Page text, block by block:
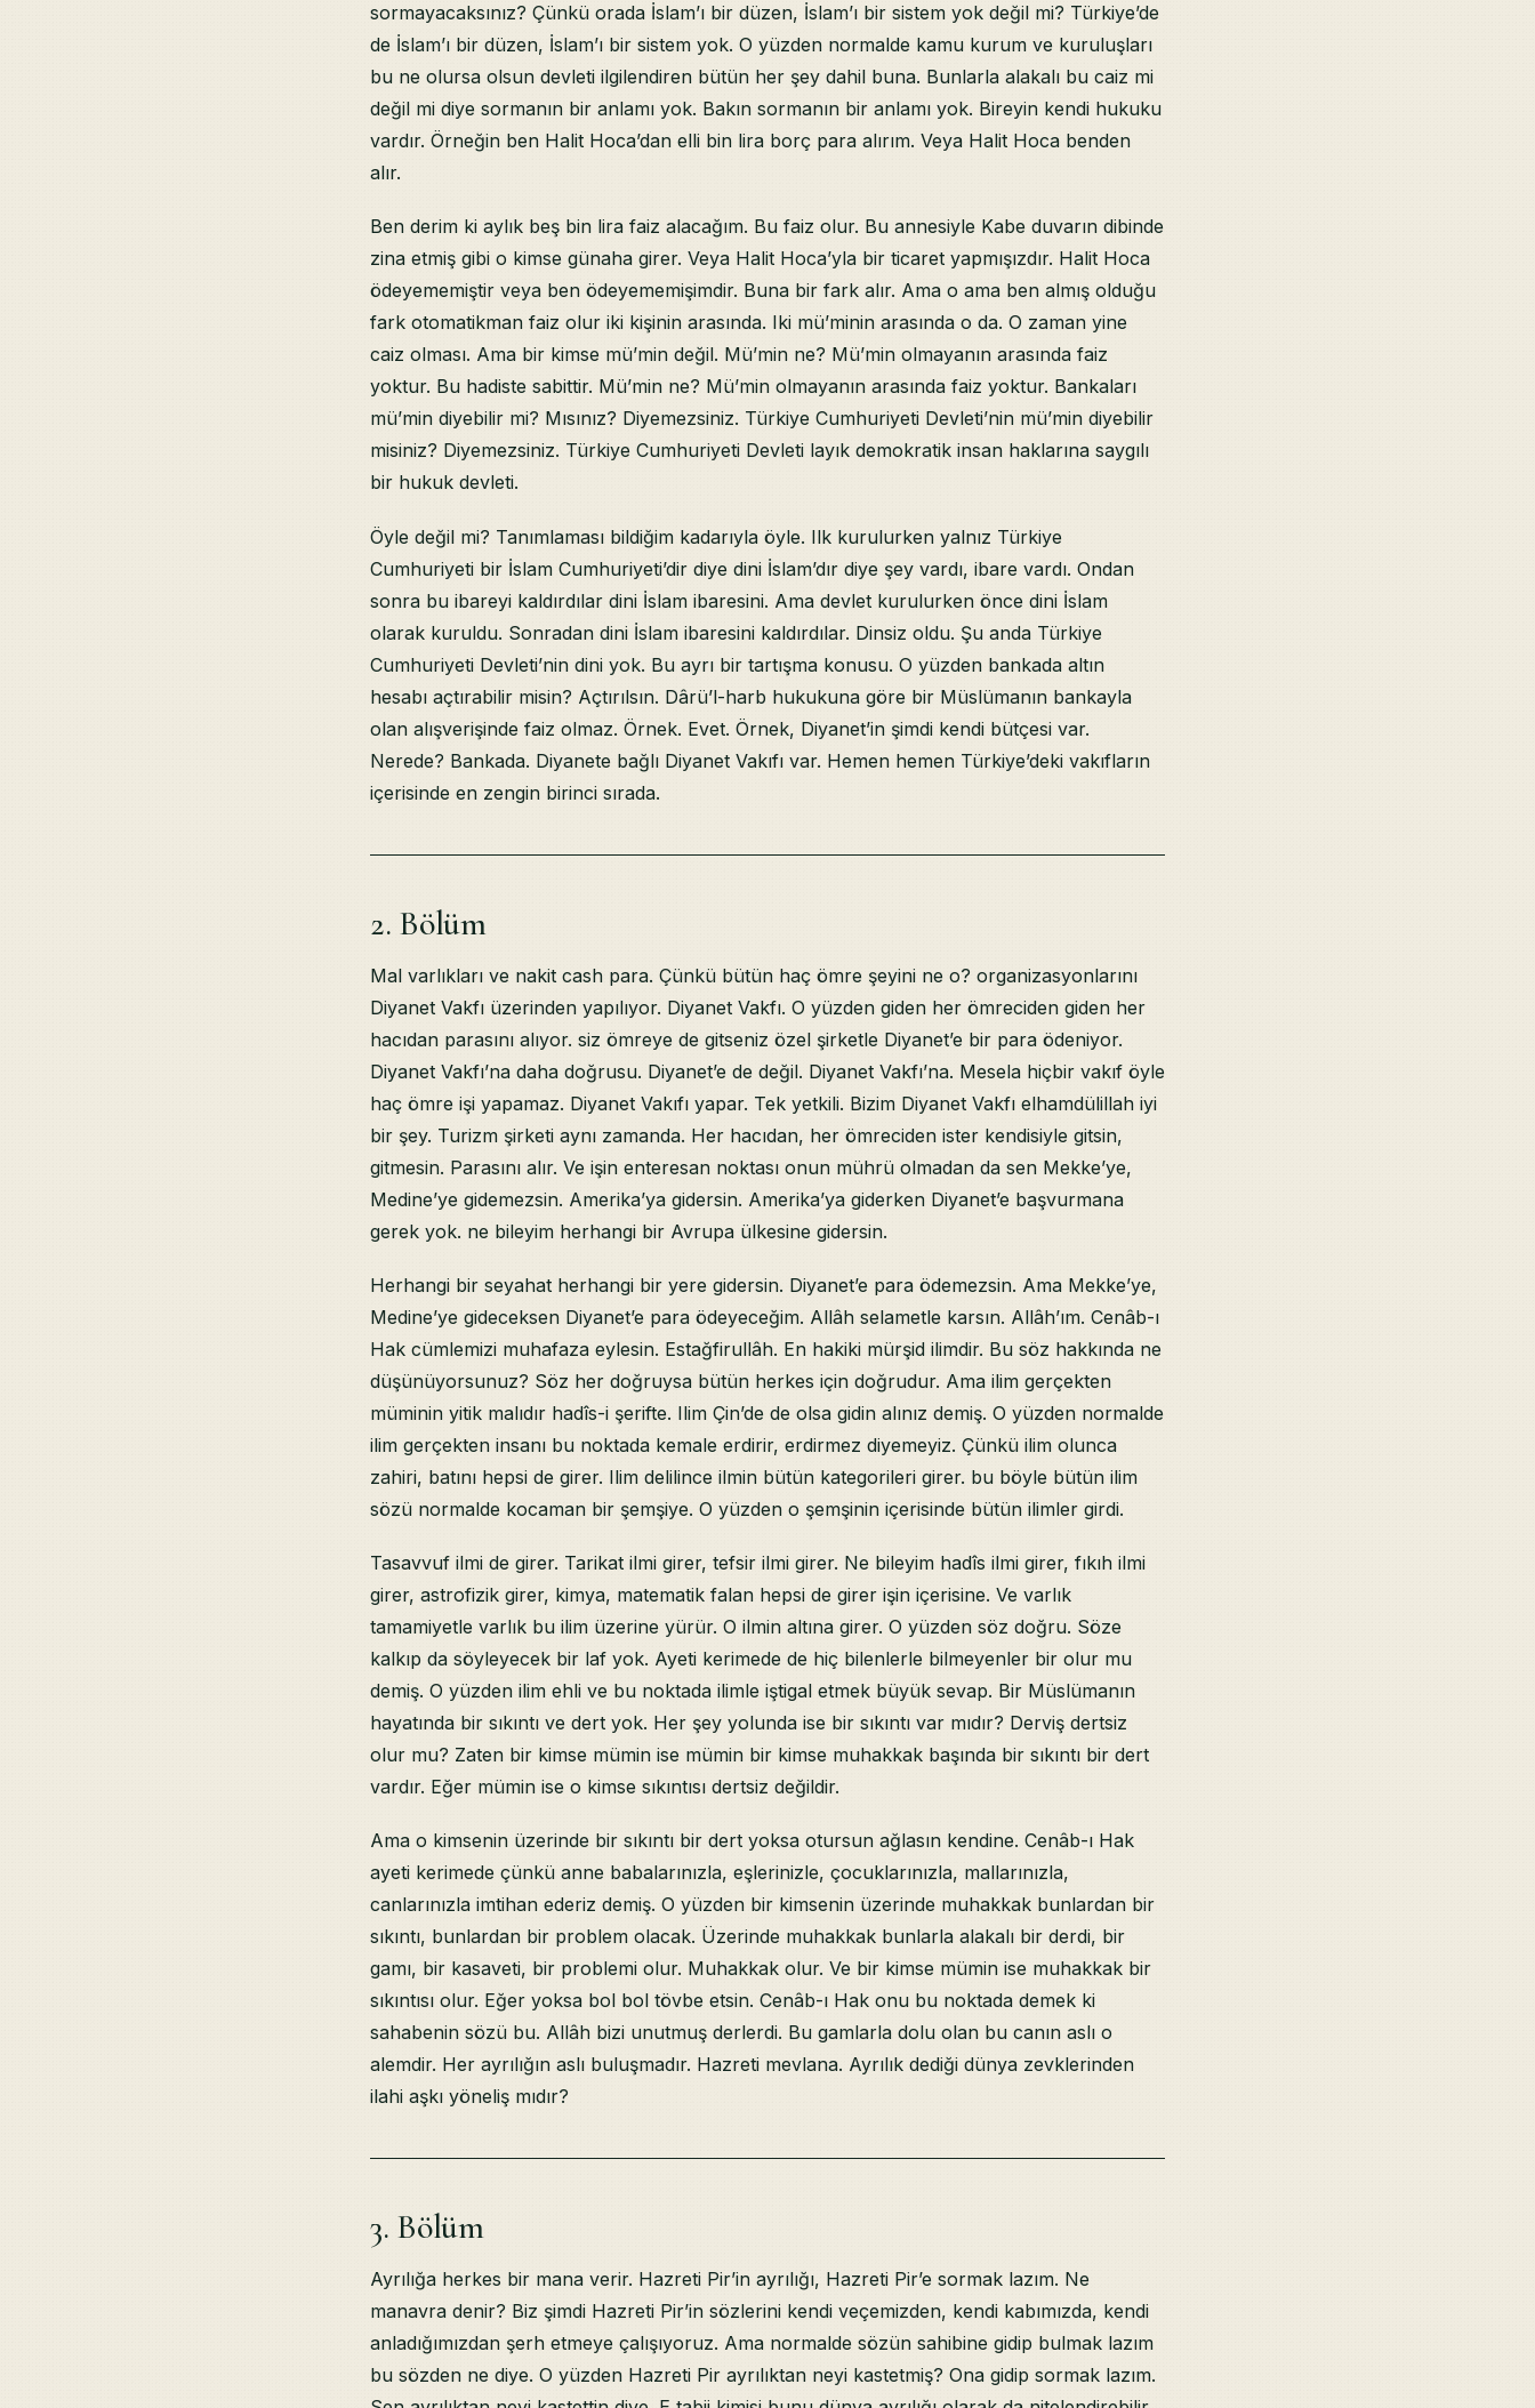
sormayacaksınız? Çünkü orada İslam’ı bir düzen, İslam’ı bir sistem yok değil mi? Türkiye’de
de İslam’ı bir düzen, İslam’ı bir sistem yok. O yüzden normalde kamu kurum ve kuruluşları
bu ne olursa olsun devleti ilgilendiren bütün her şey dahil buna. Bunlarla alakalı bu caiz mi
değil mi diye sormanın bir anlamı yok. Bakın sormanın bir anlamı yok. Bireyin kendi hukuku
vardır. Örneğin ben Halit Hoca’dan elli bin lira borç para alırım. Veya Halit Hoca benden
alır.
Ben derim ki aylık beş bin lira faiz alacağım. Bu faiz olur. Bu annesiyle Kabe duvarın dibinde
zina etmiş gibi o kimse günaha girer. Veya Halit Hoca’yla bir ticaret yapmışızdır. Halit Hoca
ödeyememiştir veya ben ödeyememişimdir. Buna bir fark alır. Ama o ama ben almış olduğu
fark otomatikman faiz olur iki kişinin arasında. Iki mü’minin arasında o da. O zaman yine
caiz olması. Ama bir kimse mü’min değil. Mü’min ne? Mü’min olmayanın arasında faiz
yoktur. Bu hadiste sabittir. Mü’min ne? Mü’min olmayanın arasında faiz yoktur. Bankaları
mü’min diyebilir mi? Mısınız? Diyemezsiniz. Türkiye Cumhuriyeti Devleti’nin mü’min diyebilir
misiniz? Diyemezsiniz. Türkiye Cumhuriyeti Devleti layık demokratik insan haklarına saygılı
bir hukuk devleti.
Öyle değil mi? Tanımlaması bildiğim kadarıyla öyle. Ilk kurulurken yalnız Türkiye
Cumhuriyeti bir İslam Cumhuriyeti’dir diye dini İslam’dır diye şey vardı, ibare vardı. Ondan
sonra bu ibareyi kaldırdılar dini İslam ibaresini. Ama devlet kurulurken önce dini İslam
olarak kuruldu. Sonradan dini İslam ibaresini kaldırdılar. Dinsiz oldu. Şu anda Türkiye
Cumhuriyeti Devleti’nin dini yok. Bu ayrı bir tartışma konusu. O yüzden bankada altın
hesabı açtırabilir misin? Açtırılsın. Dârü’l-harb hukukuna göre bir Müslümanın bankayla
olan alışverişinde faiz olmaz. Örnek. Evet. Örnek, Diyanet’in şimdi kendi bütçesi var.
Nerede? Bankada. Diyanete bağlı Diyanet Vakıfı var. Hemen hemen Türkiye’deki vakıfların
içerisinde en zengin birinci sırada.
2. Bölüm
Mal varlıkları ve nakit cash para. Çünkü bütün haç ömre şeyini ne o? organizasyonlarını
Diyanet Vakfı üzerinden yapılıyor. Diyanet Vakfı. O yüzden giden her ömreciden giden her
hacıdan parasını alıyor. siz ömreye de gitseniz özel şirketle Diyanet’e bir para ödeniyor.
Diyanet Vakfı’na daha doğrusu. Diyanet’e de değil. Diyanet Vakfı’na. Mesela hiçbir vakıf öyle
haç ömre işi yapamaz. Diyanet Vakıfı yapar. Tek yetkili. Bizim Diyanet Vakfı elhamdülillah iyi
bir şey. Turizm şirketi aynı zamanda. Her hacıdan, her ömreciden ister kendisiyle gitsin,
gitmesin. Parasını alır. Ve işin enteresan noktası onun mührü olmadan da sen Mekke’ye,
Medine’ye gidemezsin. Amerika’ya gidersin. Amerika’ya giderken Diyanet’e başvurmana
gerek yok. ne bileyim herhangi bir Avrupa ülkesine gidersin.
Herhangi bir seyahat herhangi bir yere gidersin. Diyanet’e para ödemezsin. Ama Mekke’ye,
Medine’ye gideceksen Diyanet’e para ödeyeceğim. Allâh selametle karsın. Allâh’ım. Cenâb-ı
Hak cümlemizi muhafaza eylesin. Estağfirullâh. En hakiki mürşid ilimdir. Bu söz hakkında ne
düşünüyorsunuz? Söz her doğruysa bütün herkes için doğrudur. Ama ilim gerçekten
müminin yitik malıdır hadîs-i şerifte. Ilim Çin’de de olsa gidin alınız demiş. O yüzden normalde
ilim gerçekten insanı bu noktada kemale erdirir, erdirmez diyemeyiz. Çünkü ilim olunca
zahiri, batını hepsi de girer. Ilim delilince ilmin bütün kategorileri girer. bu böyle bütün ilim
sözü normalde kocaman bir şemşiye. O yüzden o şemşinin içerisinde bütün ilimler girdi.
Tasavvuf ilmi de girer. Tarikat ilmi girer, tefsir ilmi girer. Ne bileyim hadîs ilmi girer, fıkıh ilmi
girer, astrofizik girer, kimya, matematik falan hepsi de girer işin içerisine. Ve varlık
tamamiyetle varlık bu ilim üzerine yürür. O ilmin altına girer. O yüzden söz doğru. Söze
kalkıp da söyleyecek bir laf yok. Ayeti kerimede de hiç bilenlerle bilmeyenler bir olur mu
demiş. O yüzden ilim ehli ve bu noktada ilimle iştigal etmek büyük sevap. Bir Müslümanın
hayatında bir sıkıntı ve dert yok. Her şey yolunda ise bir sıkıntı var mıdır? Derviş dertsiz
olur mu? Zaten bir kimse mümin ise mümin bir kimse muhakkak başında bir sıkıntı bir dert
vardır. Eğer mümin ise o kimse sıkıntısı dertsiz değildir.
Ama o kimsenin üzerinde bir sıkıntı bir dert yoksa otursun ağlasın kendine. Cenâb-ı Hak
ayeti kerimede çünkü anne babalarınızla, eşlerinizle, çocuklarınızla, mallarınızla,
canlarınızla imtihan ederiz demiş. O yüzden bir kimsenin üzerinde muhakkak bunlardan bir
sıkıntı, bunlardan bir problem olacak. Üzerinde muhakkak bunlarla alakalı bir derdi, bir
gamı, bir kasaveti, bir problemi olur. Muhakkak olur. Ve bir kimse mümin ise muhakkak bir
sıkıntısı olur. Eğer yoksa bol bol tövbe etsin. Cenâb-ı Hak onu bu noktada demek ki
sahabenin sözü bu. Allâh bizi unutmuş derlerdi. Bu gamlarla dolu olan bu canın aslı o
alemdir. Her ayrılığın aslı buluşmadır. Hazreti mevlana. Ayrılık dediği dünya zevklerinden
ilahi aşkı yöneliş mıdır?
3. Bölüm
Ayrılığa herkes bir mana verir. Hazreti Pir’in ayrılığı, Hazreti Pir’e sormak lazım. Ne
manavra denir? Biz şimdi Hazreti Pir’in sözlerini kendi veçemizden, kendi kabımızda, kendi
anladığımızdan şerh etmeye çalışıyoruz. Ama normalde sözün sahibine gidip bulmak lazım
bu sözden ne diye. O yüzden Hazreti Pir ayrılıktan neyi kastetmiş? Ona gidip sormak lazım.